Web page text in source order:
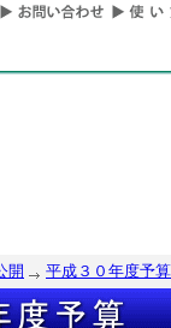
開 平成３０年度予算